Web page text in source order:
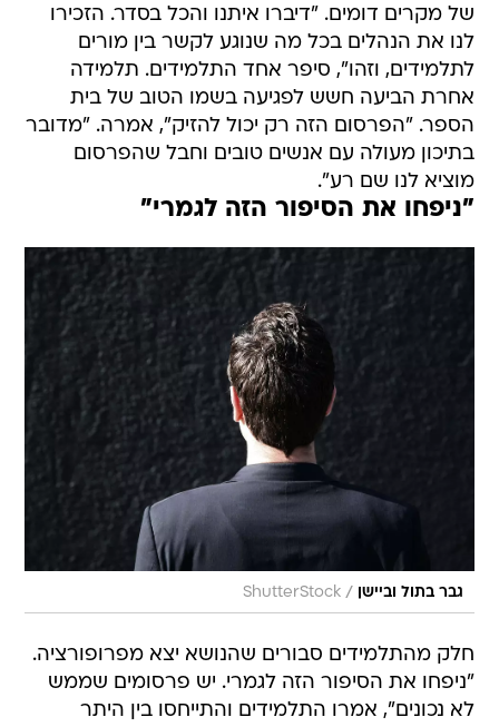
של מקרים דומים. "דיברו איתנו והכל בסדר. הזכירו
לנו את הנהלים בכל מה שנוגע לקשר בין מורים
לתלמידים, וזהו", סיפר אחד התלמידים. תלמידה
אחרת הביעה חשש לפגיעה בשמו הטוב של בית
הספר. "הפרסום הזה רק יכול להזיק", אמרה. "מדובר
בתיכון מעולה עם אנשים טובים וחבל שהפרסום
מוציא לנו שם רע".
"ניפחו את הסיפור הזה לגמרי"
גבר בתול וביישן /
ShutterStock
חלק מהתלמידים סבורים שהנושא יצא מפרופורציה.
"ניפחו את הסיפור הזה לגמרי. יש פרסומים שממש
לא נכונים", אמרו התלמידים והתייחסו בין היתר